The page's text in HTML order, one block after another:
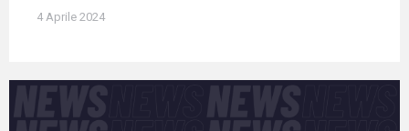
4 Aprile 2024